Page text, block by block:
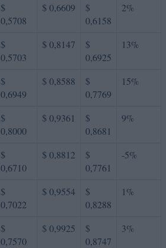
$
0,5708
$ 0,6609
$
0,6158
2%
$
0,5703
$ 0,8147
$
0,6925
13%
$
0,6949
$ 0,8588
$
0,7769
15%
$
0,8000
$ 0,9361
$
0,8681
9%
$
0,6710
$ 0,8812
$
0,7761
-5%
$
0,7022
$ 0,9554
$
0,8288
1%
$
0,7570
$ 0,9925
$
0,8747
3%